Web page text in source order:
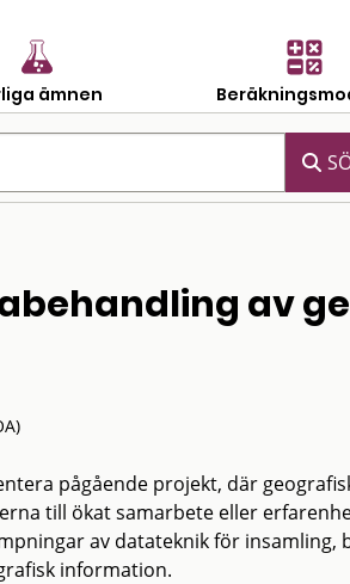
ämnen
av
pågående projekt, där
till ökat samarbete eller
av datateknik för insamling,
information.